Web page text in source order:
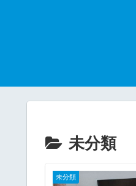
未分類
未分類